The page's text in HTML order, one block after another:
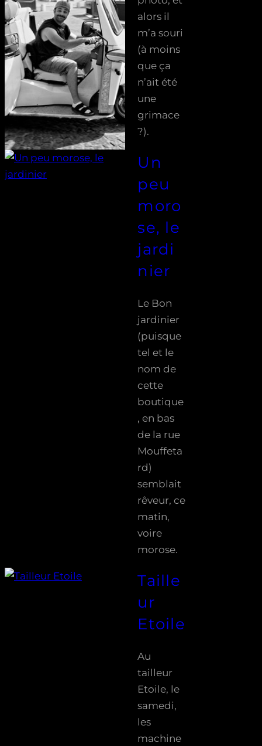
alors il
m’a souri
(à moins
que ça
n’ait été
une
grimace
?).
Un
peu
moro
se, le
jardi
nier
Le Bon
jardinier
(puisque
tel et le
nom de
cette
boutique
, en bas
de la rue
Mouffeta
rd)
semblait
rêveur, ce
matin,
voire
morose.
Taille
ur
Etoile
Au
tailleur
Etoile, le
samedi,
les
machine